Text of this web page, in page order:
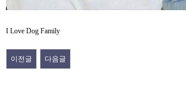
I Love Dog Family
이전글 다음글